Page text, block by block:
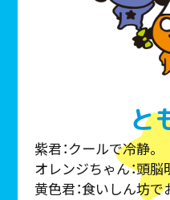
と
紫君：クールで冷静。
オレンジちゃん：頭
黄色君：食いしん坊で